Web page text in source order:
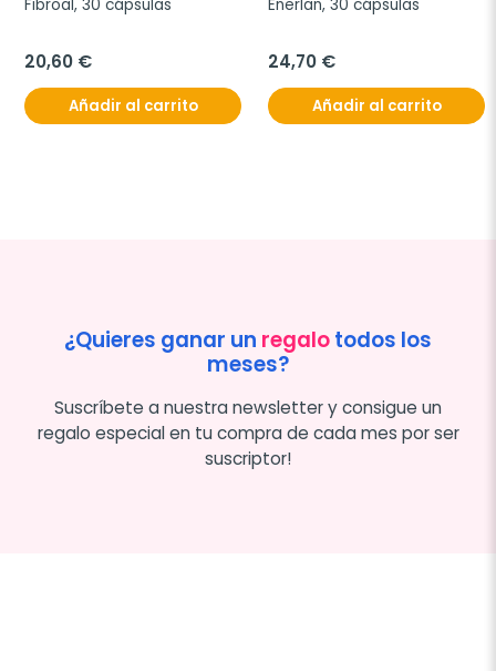
Fibroal, 30 cápsulas
20,60 €
Añadir al carrito
Enerlan, 30 cápsulas
24,70 €
Añadir al carrito
¿Quieres ganar un regalotodos los
meses?
Suscríbete a nuestra newsletter y consigue un
regalo especial en tu compra de cada mes por ser
suscriptor!